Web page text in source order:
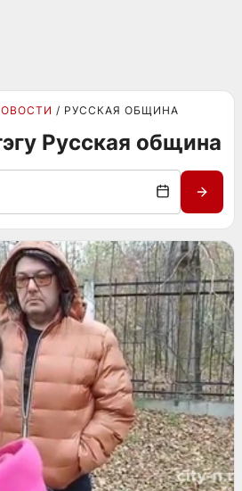
РУССКАЯ ОБЩИНА
Русская община